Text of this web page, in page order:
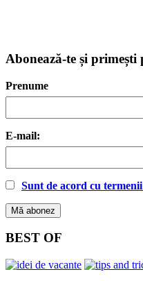
Abonează-te și primești
Prenume
E-mail:
Sunt de acord cu
BEST OF